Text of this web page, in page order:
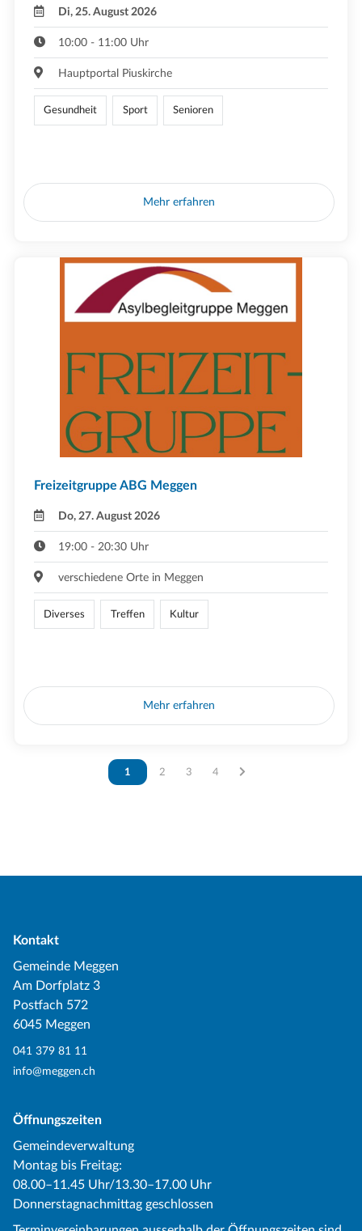
Di, 25. August 2026
10:00 - 11:00 Uhr
Hauptportal Piuskirche
Gesundheit Sport Senioren
Mehr erfahren
Freizeitgruppe ABG Meggen
Do, 27. August 2026
19:00 - 20:30 Uhr
verschiedene Orte in Meggen
Diverses Treffen Kultur
Mehr erfahren
Vous êtes sur la page
1 Vous êtes sur la page
2 Vous êtes sur la page
3 Vous êtes sur la page
4
Kontakt
Gemeinde Meggen
Am Dorfplatz 3
Postfach 572
6045 Meggen
041 379 81 11
info@meggen.ch
Öffnungszeiten
Gemeindeverwaltung
Montag bis Freitag:
08.00–11.45 Uhr/13.30–17.00 Uhr
Donnerstagnachmittag geschlossen